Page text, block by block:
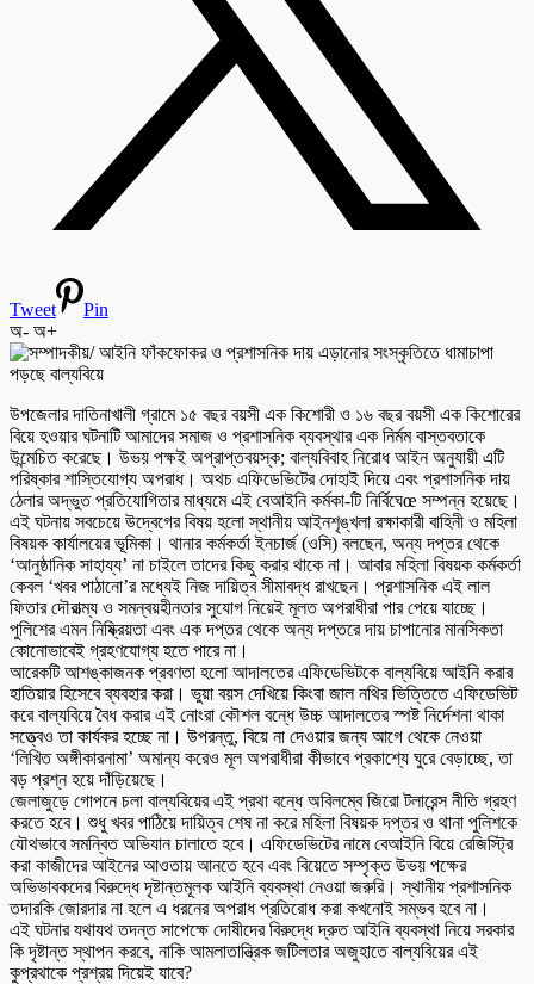
Tweet
Pin
অ- অ+
উপজেলার দাতিনাখালী গ্রামে ১৫ বছর বয়সী এক কিশোরী ও ১৬ বছর বয়সী এক কিশোরের
বিয়ে হওয়ার ঘটনাটি আমাদের সমাজ ও প্রশাসনিক ব্যবস্থার এক নির্মম বাস্তবতাকে
উন্মেচিত করেছে। উভয় পক্ষই অপ্রাপ্তবয়স্ক; বাল্যবিবাহ নিরোধ আইন অনুযায়ী এটি
পরিষ্কার শাস্তিযোগ্য অপরাধ। অথচ এফিডেভিটের দোহাই দিয়ে এবং প্রশাসনিক দায়
ঠেলার অদ্ভুত প্রতিযোগিতার মাধ্যমে এই বেআইনি কর্মকা-টি নির্বিঘেœ সম্পন্ন হয়েছে।
এই ঘটনায় সবচেয়ে উদ্বেগের বিষয় হলো স্থানীয় আইনশৃঙ্খলা রক্ষাকারী বাহিনী ও মহিলা
বিষয়ক কার্যালয়ের ভূমিকা। থানার কর্মকর্তা ইনচার্জ (ওসি) বলছেন, অন্য দপ্তর থেকে
‘আনুষ্ঠানিক সাহায্য’ না চাইলে তাদের কিছু করার থাকে না। আবার মহিলা বিষয়ক কর্মকর্তা
কেবল ‘খবর পাঠানো’র মধ্যেই নিজ দায়িত্ব সীমাবদ্ধ রাখছেন। প্রশাসনিক এই লাল
ফিতার দৌরাত্ম্য ও সমন্বয়হীনতার সুযোগ নিয়েই মূলত অপরাধীরা পার পেয়ে যাচ্ছে।
পুলিশের এমন নিষ্ক্রিয়তা এবং এক দপ্তর থেকে অন্য দপ্তরে দায় চাপানোর মানসিকতা
কোনোভাবেই গ্রহণযোগ্য হতে পারে না।
আরেকটি আশঙ্কাজনক প্রবণতা হলো আদালতের এফিডেভিটকে বাল্যবিয়ে আইনি করার
হাতিয়ার হিসেবে ব্যবহার করা। ভুয়া বয়স দেখিয়ে কিংবা জাল নথির ভিত্তিতে এফিডেভিট
করে বাল্যবিয়ে বৈধ করার এই নোংরা কৌশল বন্ধে উচ্চ আদালতের স্পষ্ট নির্দেশনা থাকা
সত্ত্বেও তা কার্যকর হচ্ছে না। উপরন্তু, বিয়ে না দেওয়ার জন্য আগে থেকে নেওয়া
‘লিখিত অঙ্গীকারনামা’ অমান্য করেও মূল অপরাধীরা কীভাবে প্রকাশ্যে ঘুরে বেড়াচ্ছে, তা
বড় প্রশ্ন হয়ে দাঁড়িয়েছে।
জেলাজুড়ে গোপনে চলা বাল্যবিয়ের এই প্রথা বন্ধে অবিলম্বে জিরো টলারেন্স নীতি গ্রহণ
করতে হবে। শুধু খবর পাঠিয়ে দায়িত্ব শেষ না করে মহিলা বিষয়ক দপ্তর ও থানা পুলিশকে
যৌথভাবে সমন্বিত অভিযান চালাতে হবে। এফিডেভিটের নামে বেআইনি বিয়ে রেজিস্ট্রি
করা কাজীদের আইনের আওতায় আনতে হবে এবং বিয়েতে সম্পৃক্ত উভয় পক্ষের
অভিভাবকদের বিরুদ্ধে দৃষ্টান্তমূলক আইনি ব্যবস্থা নেওয়া জরুরি। স্থানীয় প্রশাসনিক
তদারকি জোরদার না হলে এ ধরনের অপরাধ প্রতিরোধ করা কখনোই সম্ভব হবে না।
এই ঘটনার যথাযথ তদন্ত সাপেক্ষে দোষীদের বিরুদ্ধে দ্রুত আইনি ব্যবস্থা নিয়ে সরকার
কি দৃষ্টান্ত স্থাপন করবে, নাকি আমলাতান্ত্রিক জটিলতার অজুহাতে বাল্যবিয়ের এই
কুপ্রথাকে প্রশ্রয় দিয়েই যাবে?